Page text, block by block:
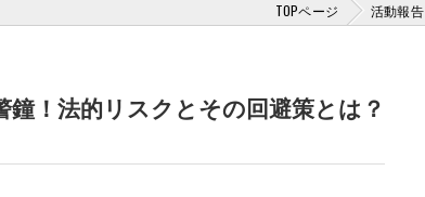
TOPページ 活動報告
！法的リスクとその回避策とは？